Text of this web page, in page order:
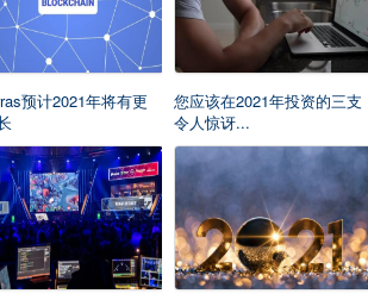
预计2021年将有更
您应该在2021年投资的三支
令人惊讶...